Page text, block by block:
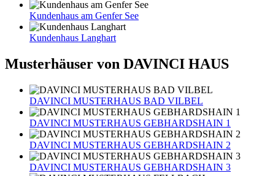
Kundenhaus am Genfer See
Kundenhaus Langhart
Musterhäuser von DAVINCI HAUS
DAVINCI MUSTERHAUS BAD VILBEL
DAVINCI MUSTERHAUS GEBHARDSHAIN 1
DAVINCI MUSTERHAUS GEBHARDSHAIN 2
DAVINCI MUSTERHAUS GEBHARDSHAIN 3